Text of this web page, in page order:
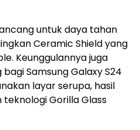
untuk daya tahan
Ceramic Shield yang
Keunggulannya juga
Samsung Galaxy S24
layar serupa, hasil
Gorilla Glass